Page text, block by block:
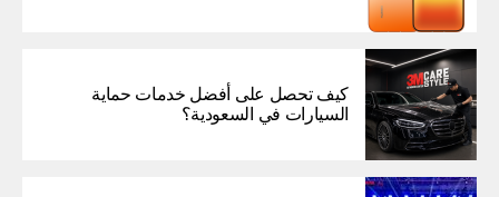
كيف تحصل على أفضل خدمات حماية
السيارات في السعودية؟